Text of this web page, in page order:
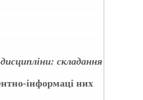
складання
інформаці них